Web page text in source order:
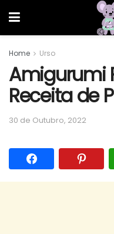
Home Urso
Amigurumi
Receita de
30 de Outubro, 2022